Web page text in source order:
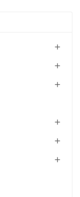





